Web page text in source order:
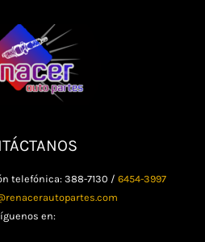
telefónica: 388-7130 / 6454-3997
en: